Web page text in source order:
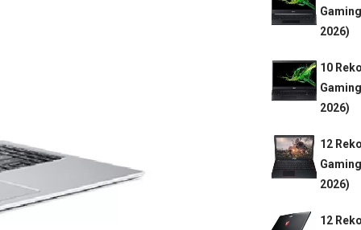
2026)
10
2026)
12
2026)
12